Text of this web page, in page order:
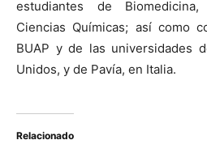
estudiantes de
Ciencias Químicas; así como
BUAP y de las universidades
Unidos, y de Pavía, en Italia.
Relacionado